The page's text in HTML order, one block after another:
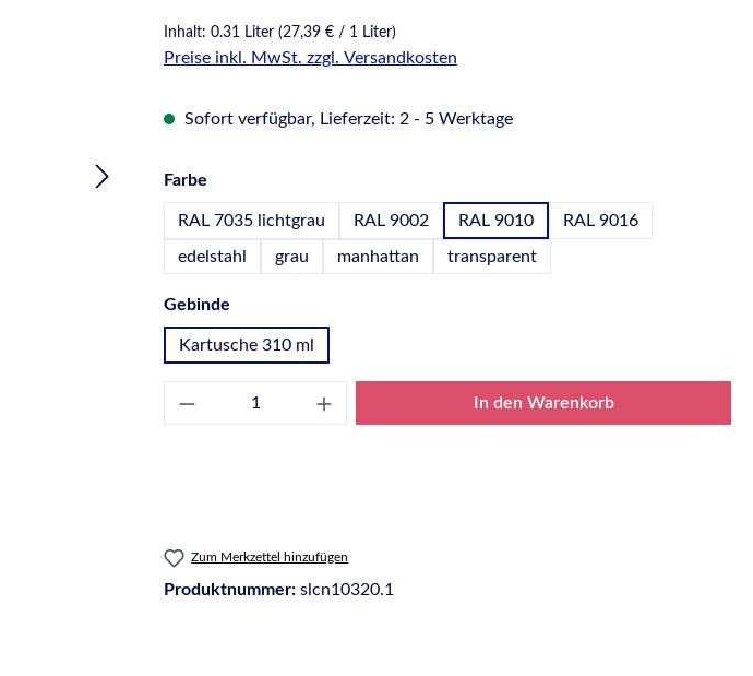
Inhalt: 0.31 Liter (27,39 € / 1 Liter)
Preise inkl. MwSt. zzgl. Versandkosten
Sofort verfügbar, Lieferzeit: 2 - 5 Werktage
Farbe
RAL 7035 lichtgrau RAL 9002 RAL 9010 RAL 9016
edelstahl grau manhattan transparent
Gebinde
Kartusche 310 ml
Produkt Anzahl: Gib den gewünschten Wert ein
In den Warenkorb
Zum Merkzettel hinzufügen
Produktnummer: slcn10320.1